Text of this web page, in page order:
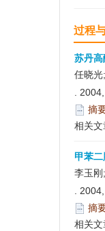
过程
苏丹
任晓
.
摘
相关文
甲苯
李玉
.
摘
相关文